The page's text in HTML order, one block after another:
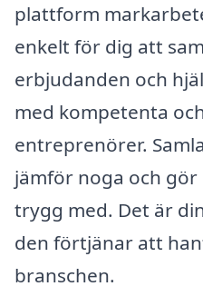
plattform
enkelt för dig att
erbjudanden och
med kompetenta
entreprenörer.
jämför noga och
trygg med. Det är
den förtjänar att
branschen.